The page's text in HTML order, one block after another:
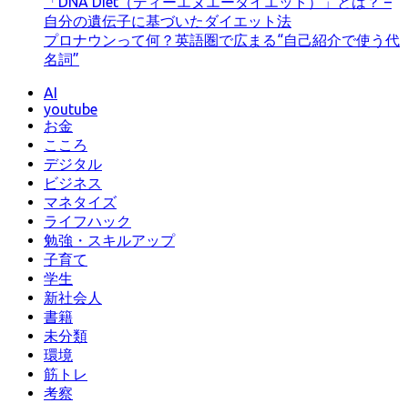
自分の遺伝子に基づいたダイエット法
プロナウンって何？英語圏で広まる“自己紹介で使う代
名詞”
AI
youtube
お金
こころ
デジタル
ビジネス
マネタイズ
ライフハック
勉強・スキルアップ
子育て
学生
新社会人
書籍
未分類
環境
筋トレ
考察